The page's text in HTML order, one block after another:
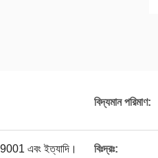
বিদ্যমান পরিমাণ:
এবং ইত্যাদি। বিঃদ্রঃ: